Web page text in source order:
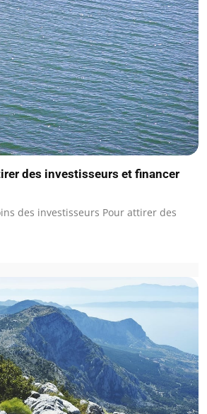
des investisseurs et financer
des investisseurs Pour attirer des